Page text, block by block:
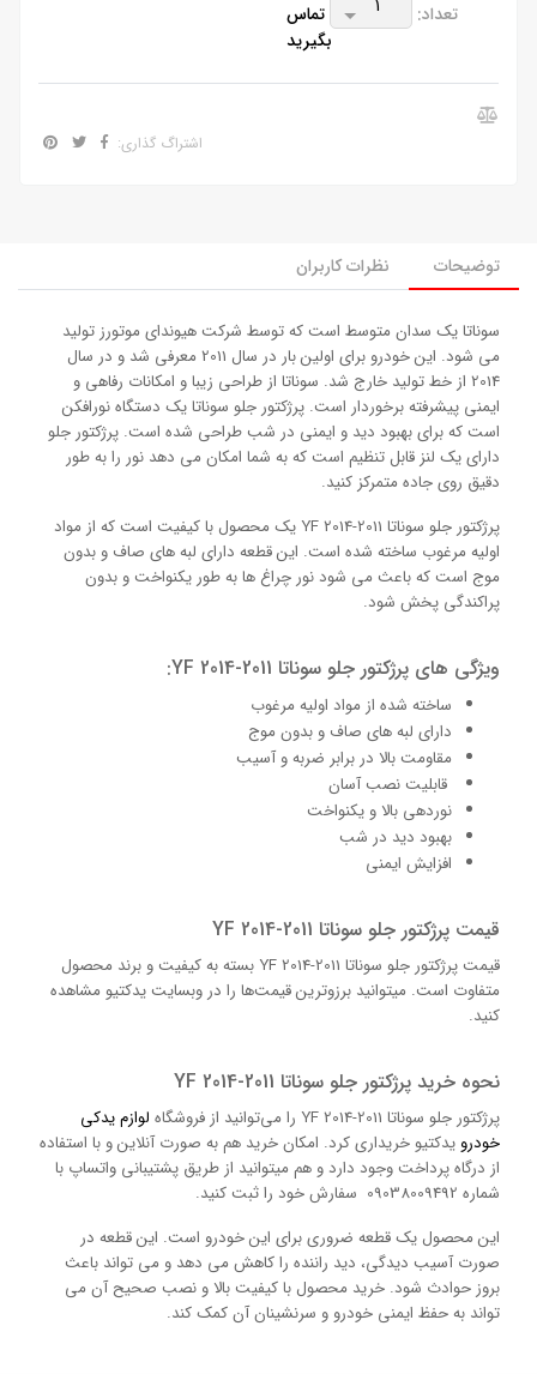
تعداد:
تماس
بگیرید
اشتراگ گذاری:
توضیحات نظرات کاربران
سوناتا یک سدان متوسط ​​است که توسط شرکت هیوندای موتورز تولید
می شود. این خودرو برای اولین بار در سال 2011 معرفی شد و در سال
2014 از خط تولید خارج شد. سوناتا از طراحی زیبا و امکانات رفاهی و
ایمنی پیشرفته برخوردار است. پرژکتور جلو سوناتا یک دستگاه نورافکن
است که برای بهبود دید و ایمنی در شب طراحی شده است. پرژکتور جلو
دارای یک لنز قابل تنظیم است که به شما امکان می دهد نور را به طور
دقیق روی جاده متمرکز کنید.
پرژکتور جلو سوناتا 2011-2014 YF یک محصول با کیفیت است که از مواد
اولیه مرغوب ساخته شده است. این قطعه دارای لبه های صاف و بدون
موج است که باعث می شود نور چراغ ها به طور یکنواخت و بدون
پراکندگی پخش شود.
ویژگی های پرژکتور جلو سوناتا 2011-2014 YF:
ساخته شده از مواد اولیه مرغوب
دارای لبه های صاف و بدون موج
مقاومت بالا در برابر ضربه و آسیب
قابلیت نصب آسان
نوردهی بالا و یکنواخت
بهبود دید در شب
افزایش ایمنی
قیمت پرژکتور جلو سوناتا 2011-2014 YF
قیمت پرژکتور جلو سوناتا 2011-2014 YF بسته به کیفیت و برند محصول
متفاوت است. میتوانید برزوترین قیمت‌ها را در وبسایت یدکتیو مشاهده
کنید.
نحوه خرید پرژکتور جلو سوناتا 2011-2014 YF
پرژکتور جلو سوناتا 2011-2014 YF را می‌توانید از فروشگاه
لوازم یدکی
خودرو یدکتیو خریداری کرد. امکان خرید هم به صورت آنلاین و با استفاده
از درگاه پرداخت وجود دارد و هم میتوانید از طریق پشتیبانی واتساپ با
شماره 09038009492 سفارش خود را ثبت کنید.
این محصول یک قطعه ضروری برای این خودرو است. این قطعه در
صورت آسیب دیدگی، دید راننده را کاهش می دهد و می تواند باعث
بروز حوادث شود. خرید محصول با کیفیت بالا و نصب صحیح آن می
تواند به حفظ ایمنی خودرو و سرنشینان آن کمک کند.